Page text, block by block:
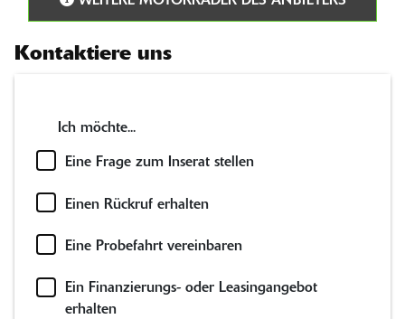
Kontaktiere uns
Ich möchte...
Eine Frage zum Inserat stellen
Einen Rückruf erhalten
Eine Probefahrt vereinbaren
Ein Finanzierungs- oder Leasingangebot
erhalten